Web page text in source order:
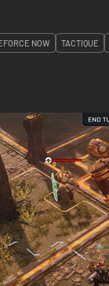
NOW TACTIQUE